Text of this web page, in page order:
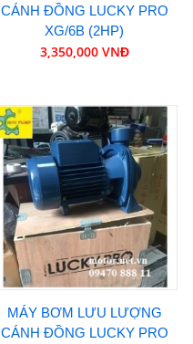
CÁNH ĐỒNG LUCKY PRO
XG/6B (2HP)
3,350,000 VNĐ
MÁY BƠM LƯU LƯỢNG
CÁNH ĐỒNG LUCKY PRO